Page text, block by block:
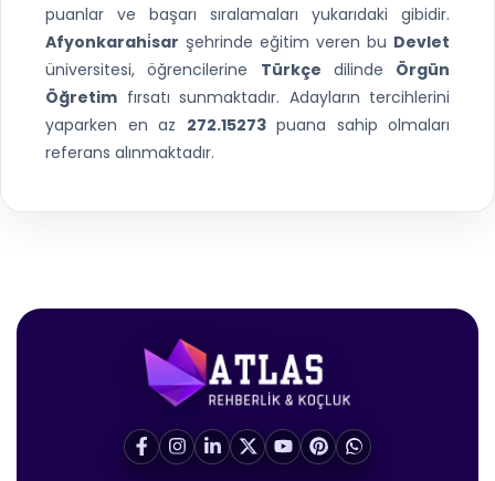
puanlar ve başarı sıralamaları yukarıdaki gibidir.
Afyonkarahi̇sar şehrinde eğitim veren bu Devlet
üniversitesi, öğrencilerine Türkçe dilinde Örgün
Öğretim fırsatı sunmaktadır. Adayların tercihlerini
yaparken en az 272.15273puana sahip olmaları
referans alınmaktadır.